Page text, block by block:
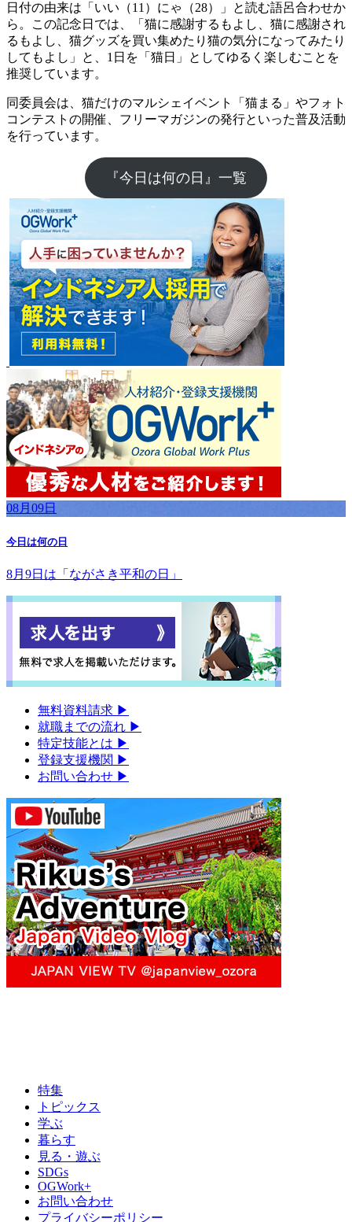
日付の由来は「いい（11）にゃ（28）」と読む語呂合わせか
ら。この記念日では、「猫に感謝するもよし、猫に感謝され
るもよし、猫グッズを買い集めたり猫の気分になってみたり
してもよし」と、1日を「猫日」としてゆるく楽しむことを
推奨しています。
同委員会は、猫だけのマルシェイベント「猫まる」やフォト
コンテストの開催、フリーマガジンの発行といった普及活動
を行っています。
『今日は何の日』一覧
08月09日
今日は何の日
8月9日は「ながさき平和の日」
無料資料請求 ▶︎
就職までの流れ ▶︎
特定技能とは ▶︎
登録支援機関 ▶︎
お問い合わせ ▶︎
特集
トピックス
学ぶ
暮らす
見る・遊ぶ
SDGs
OGWork+
お問い合わせ
プライバシーポリシー